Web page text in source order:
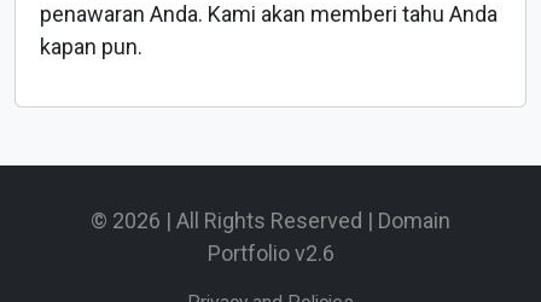
penawaran Anda. Kami akan memberi tahu Anda
kapan pun.
© 2026 | All Rights Reserved | Domain
Portfolio v2.6